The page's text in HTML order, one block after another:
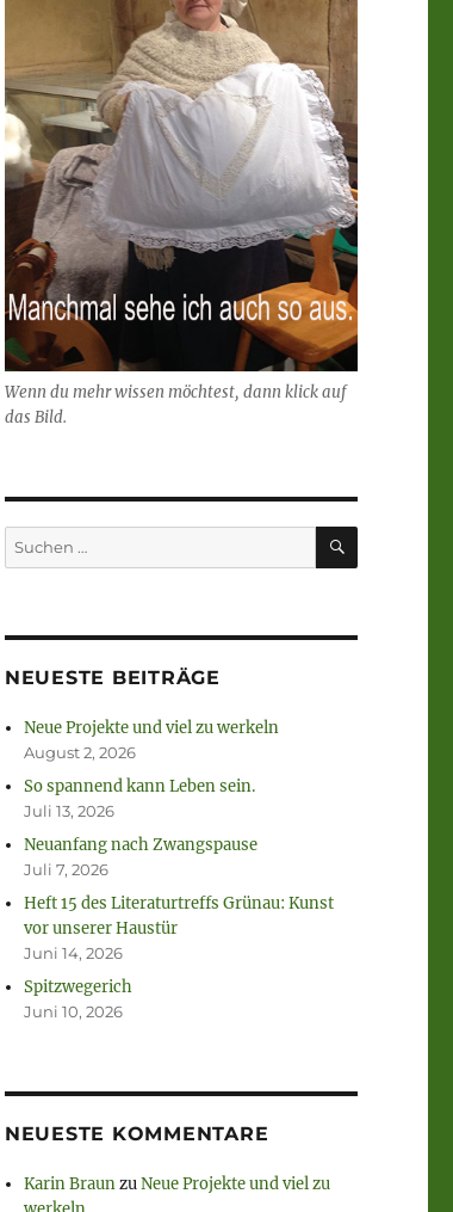
Wenn du mehr wissen möchtest, dann klick auf
das Bild.
Suchen
nach:
SUCHEN
NEUESTE BEITRÄGE
Neue Projekte und viel zu werkeln
August 2, 2026
So spannend kann Leben sein.
Juli 13, 2026
Neuanfang nach Zwangspause
Juli 7, 2026
Heft 15 des Literaturtreffs Grünau: Kunst
vor unserer Haustür
Juni 14, 2026
Spitzwegerich
Juni 10, 2026
NEUESTE KOMMENTARE
Karin BraunzuNeue Projekte und viel zu